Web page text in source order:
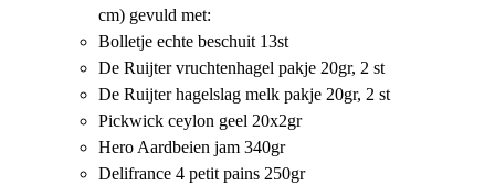
cm) gevuld met:
Bolletje echte beschuit 13st
De Ruijter vruchtenhagel pakje 20gr, 2 st
De Ruijter hagelslag melk pakje 20gr, 2 st
Pickwick ceylon geel 20x2gr
Hero Aardbeien jam 340gr
Delifrance 4 petit pains 250gr